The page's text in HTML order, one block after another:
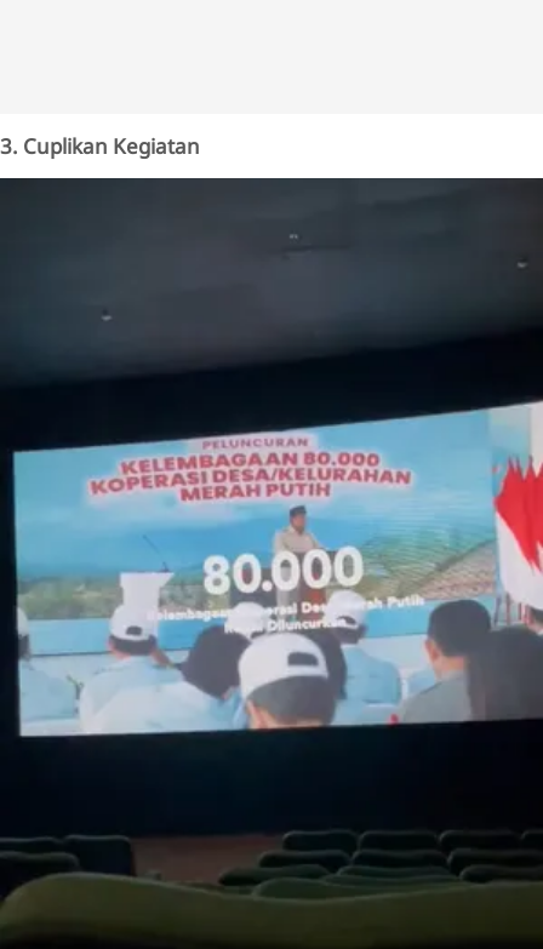
3. Cuplikan Kegiatan